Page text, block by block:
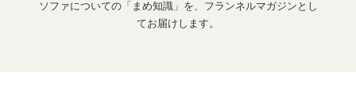
ソファについての「まめ知識」を、フランネルマガジンとし
てお届けします。